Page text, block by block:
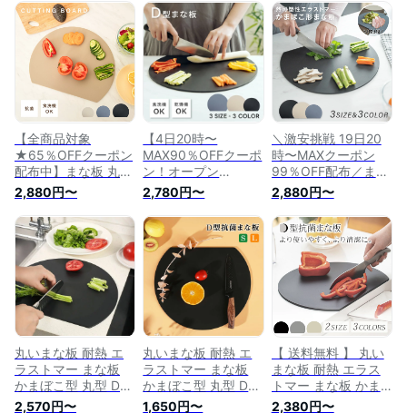
ー やわらかい刃あた
り 食洗機 乾燥機 対
応 ノンスリップ 滑
らない 両面利用可能
薄型 軽量 おしゃれ
お手入れ簡単 M L c-
00037
型 D型 抗菌 耐熱 熱
湯消毒OK エラスト
マー やわらかい刃あ
たり 食洗機 乾燥機
対応 ノンスリップ
滑らない 両面利用可
能 薄型 軽量 おしゃ
れ お手入れ簡単
熱湯消毒OK エラス
トマー やわらかい刃
あたり 食洗機 乾燥
機 対応 ノンスリッ
プ 滑らない 両面利
用可能 薄型 軽量 お
しゃれ お手入れ簡単
【全商品対象
★65％OFFクーポン
配布中】まな板 丸い
まな板 かまぼこ型
丸型 D型 抗菌 耐熱
熱湯消毒OK エラス
トマー やわらかい刃
あたり 食洗機 乾燥
機 対応 ノンスリッ
プ 滑らない 両面利
用可能 薄型 軽量 お
しゃれ お手入れ簡単
S M L
2,880円〜
【4日20時〜
MAX90％OFFクーポ
ン！オープン
sale！】M Lサイズ
まな板 丸いまな板
かまぼこ型 丸型 D型
抗菌 耐熱 熱湯消毒
OK エラストマー や
わらかい刃あたり 食
洗機 乾燥機 対応 ノ
ンスリップ 滑らない
両面利用可能 薄型
軽量 おしゃれ お手
入れ簡単
2,780円〜
＼激安挑戦 19日20
時〜MAXクーポン
99％OFF配布／まな
板 丸いまな板 かま
ぼこ型 丸型 D型 抗
菌 耐熱 熱湯消毒OK
エラストマー やわら
かい刃あたり 食洗機
乾燥機 対応 ノンス
リップ 滑らない 両
面利用可能 薄型 軽
量 おしゃれ お手入
れ簡単 M L
2,880円〜
丸いまな板 耐熱 エ
ラストマー まな板
かまぼこ型 丸型 D型
抗菌 熱湯消毒Ok や
2,570円〜
丸いまな板 耐熱 エ
ラストマー まな板
かまぼこ型 丸型 D型
抗菌 熱湯消毒OK や
1,650円〜
【 送料無料 】 丸い
まな板 耐熱 エラス
トマー まな板 かま
ぼこ型 丸型 D型 抗
2,380円〜